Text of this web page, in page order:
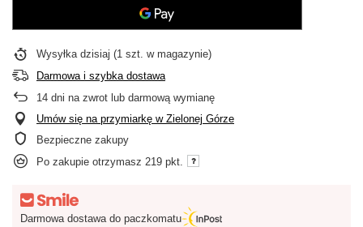
Wysyłka dzisiaj (1 szt. w magazynie)
Darmowa i szybka dostawa
14 dni na zwrot lub darmową wymianę
Umów się na przymiarkę w Zielonej Górze
Bezpieczne zakupy
Po zakupie otrzymasz 219 pkt.
Darmowa dostawa do paczkomatu